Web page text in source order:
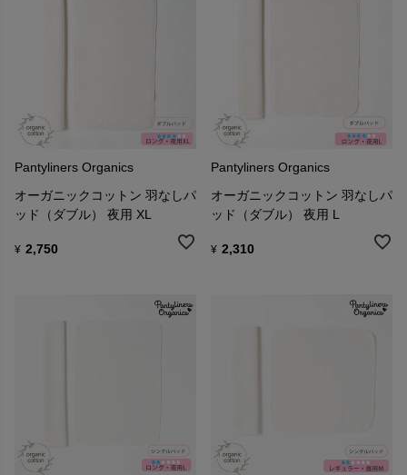
Pantyliners Organics
オーガニックコットン 羽なしパ
ッド（ダブル） 夜用 XL
¥ 2,750
Pantyliners Organics
オーガニックコットン 羽なしパ
ッド（ダブル） 夜用 L
¥ 2,310